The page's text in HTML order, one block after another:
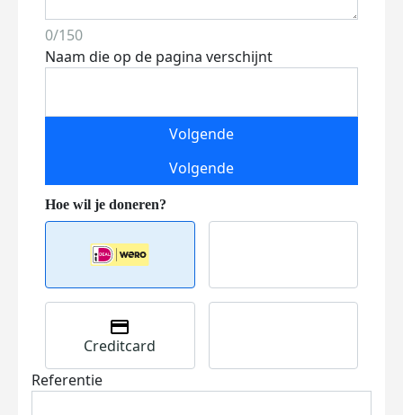
0/150
Naam die op de pagina verschijnt
Volgende
Volgende
Creditcard
Referentie